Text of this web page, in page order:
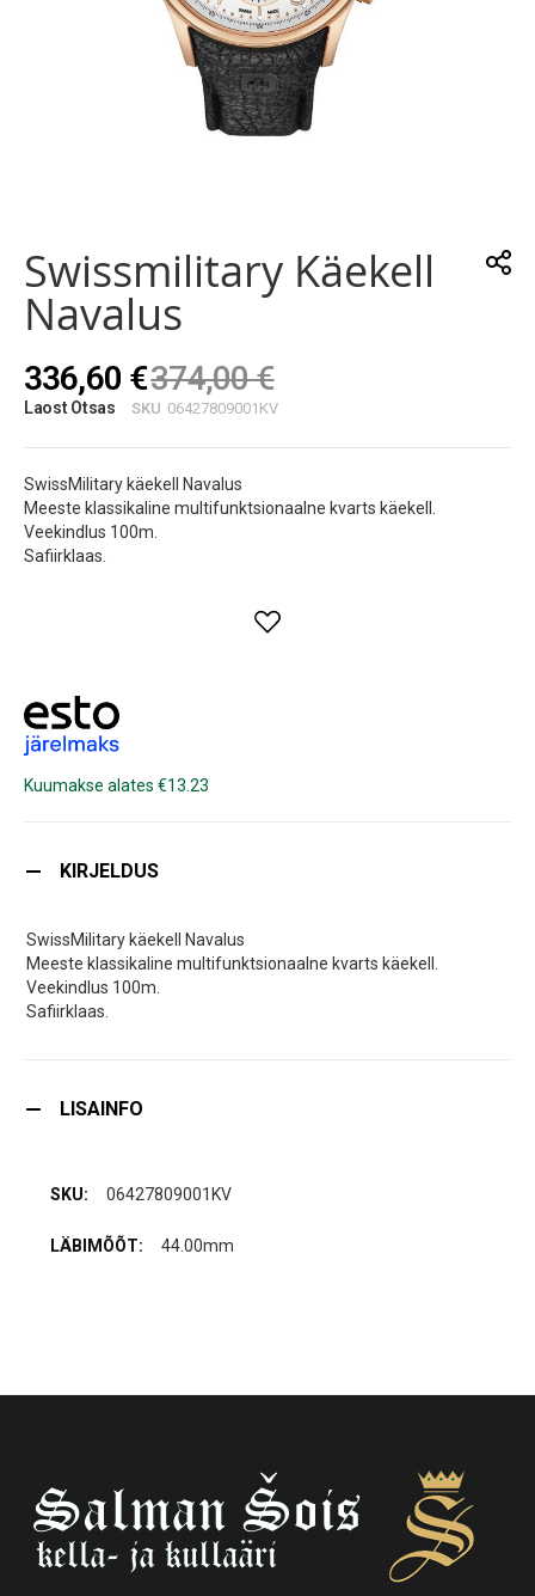
beginning
of
the
images
Swissmilitary Käekell
Navalus
336,60 €374,00 €
Laost Otsas SKU 06427809001KV
SwissMilitary käekell Navalus
Meeste klassikaline multifunktsionaalne kvarts käekell.
Veekindlus 100m.
Safiirklaas.
Kuumakse alates €13.23
KIRJELDUS
SwissMilitary käekell Navalus
Meeste klassikaline multifunktsionaalne kvarts käekell.
Veekindlus 100m.
Safiirklaas.
LISAINFO
06427809001KV
44.00mm